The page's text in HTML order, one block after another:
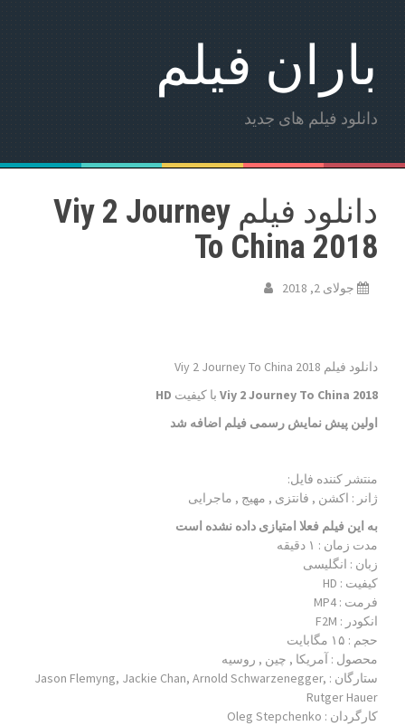
n
باران فیلم
دانلود فیلم های جدید
دانلود فیلم Viy 2 Journey
To China 2018
جولای 2, 2018
دانلود فیلم Viy 2 Journey To China 2018
Viy 2 Journey To China 2018 با کیفیت HD
اولین پیش نمایش رسمی فیلم اضافه شد
منتشر کننده فایل:
ژانر : اکشن , فانتزی , مهیج , ماجرایی
به این فیلم فعلا امتیازی داده نشده است
مدت زمان : ۱ دقیقه
زبان : انگلیسی
کیفیت : HD
فرمت : MP4
انکودر : F2M
حجم : ۱۵ مگابایت
محصول : آمریکا , چین , روسیه
ستارگان : Jason Flemyng, Jackie Chan, Arnold Schwarzenegger,
Rutger Hauer
کارگردان : Oleg Stepchenko